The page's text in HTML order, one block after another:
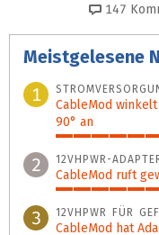
147
Meistgelesene
1
CableMod
90° an
100%
2 12VHPWR-
CableMod ruft
68%
3 12VHPWR FÜR
CableMod hat